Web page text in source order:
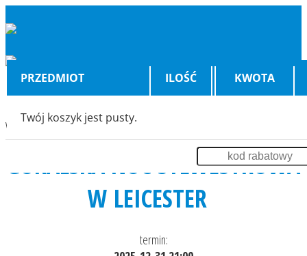
PRZEDMIOT ILOŚĆ KWOTA
Twój koszyk jest pusty.
Wyświetlenia:3277
GÓRALSKA NOC SYLWESTROWA
W LEICESTER
termin: